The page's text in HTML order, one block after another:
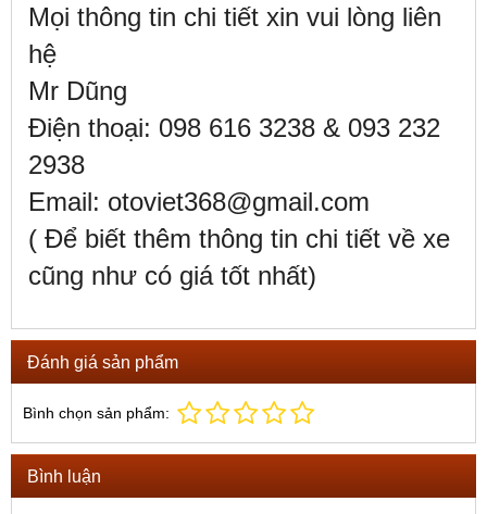
Mọi thông tin chi tiết xin vui lòng liên
hệ
Mr Dũng
Điện thoại: 098 616 3238 & 093 232
2938
Email: otoviet368@gmail.com
( Để biết thêm thông tin chi tiết về xe
cũng như có giá tốt nhất)
Đánh giá sản phẩm
Bình chọn sản phẩm:
Bình luận